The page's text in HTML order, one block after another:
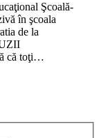
Şcoală-
în şcoala
de la
că toţi…